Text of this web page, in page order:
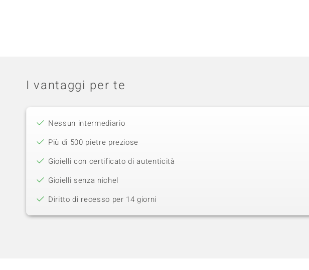
I vantaggi per te
Nessun intermediario
Più di 500 pietre preziose
Gioielli con certificato di autenticità
Gioielli senza nichel
Diritto di recesso per 14 giorni